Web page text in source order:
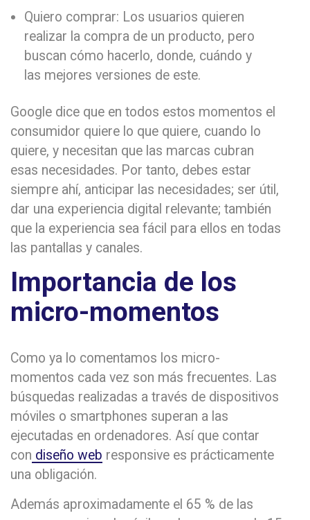
Quiero comprar: Los usuarios quieren
realizar la compra de un producto, pero
buscan cómo hacerlo, donde, cuándo y
las mejores versiones de este.
Google dice que en todos estos momentos el
consumidor quiere lo que quiere, cuando lo
quiere, y necesitan que las marcas cubran
esas necesidades. Por tanto, debes estar
siempre ahí, anticipar las necesidades; ser útil,
dar una experiencia digital relevante; también
que la experiencia sea fácil para ellos en todas
las pantallas y canales.
Importancia de los
micro-momentos
Como ya lo comentamos los micro-
momentos cada vez son más frecuentes. Las
búsquedas realizadas a través de dispositivos
móviles o smartphones superan a las
ejecutadas en ordenadores. Así que contar
con diseño web responsive es prácticamente
una obligación.
Además aproximadamente el 65 % de las